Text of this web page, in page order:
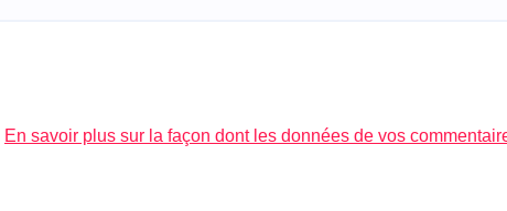
En savoir plus sur la façon dont les données de vos